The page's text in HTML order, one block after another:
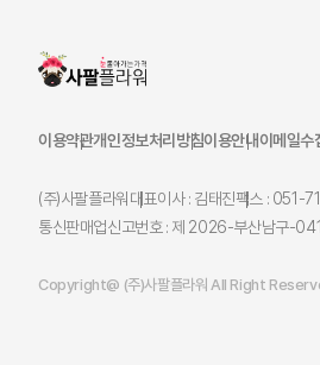
이용약관개인정보처리방침이용안내이메일수
(주)사팔플라워 대표이사 : 김태진팩스 : 051-
통신판매업신고번호 : 제 2026-부산남구-
Copyright@ (주)사팔플라워 All Right